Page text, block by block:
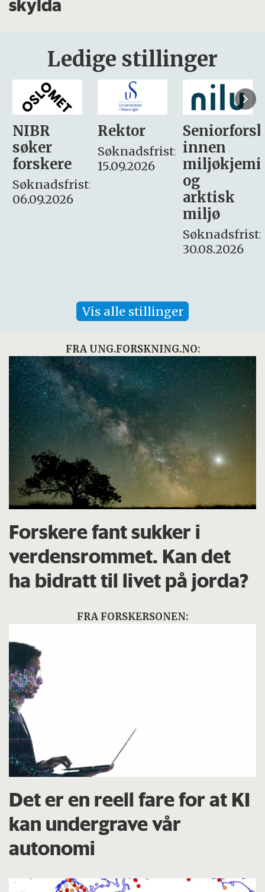
skylda
Ledige stillinger
Rektor
Søknadsfrist:
15.09.2026
Seniorforsker
innen
miljøkjemi
søker
– fast
Søknadsfrist:
16. august.
Vis alle stillinger
FRA UNG.FORSKNING.NO:
Forskere fant sukker i
verdensrommet. Kan det
ha bidratt til livet på jorda?
FRA FORSKERSONEN:
Det er en reell fare for at KI
kan undergrave vår
autonomi